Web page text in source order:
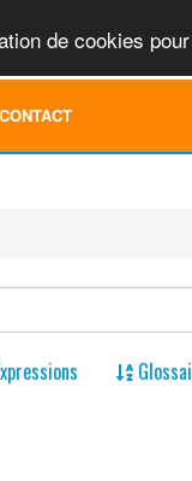
de cookies
CONTACT